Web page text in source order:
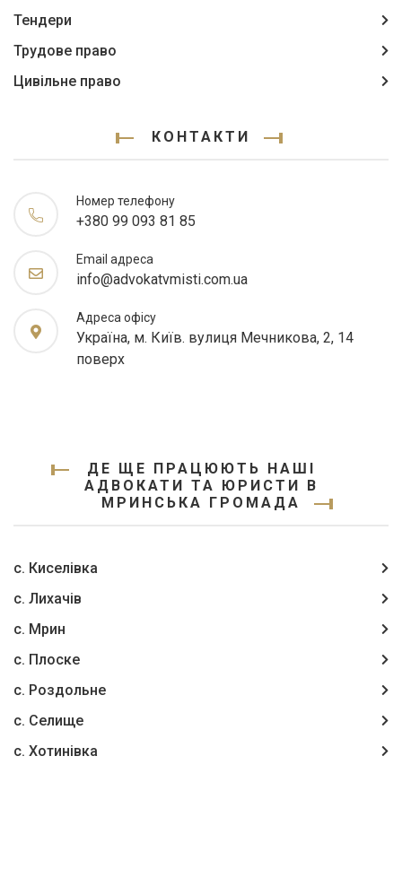
Тендери
Трудове право
Цивільне право
КОНТАКТИ
Номер телефону
+380 99 093 81 85
Email адреса
info@advokatvmisti.com.ua
Адреса офісу
Україна, м. Київ. вулиця Мечникова, 2, 14
поверх
ДЕ ЩЕ ПРАЦЮЮТЬ НАШІ
АДВОКАТИ ТА ЮРИСТИ В
МРИНСЬКА ГРОМАДА
с. Киселівка
с. Лихачів
с. Мрин
с. Плоске
с. Роздольне
с. Селище
с. Хотинівка